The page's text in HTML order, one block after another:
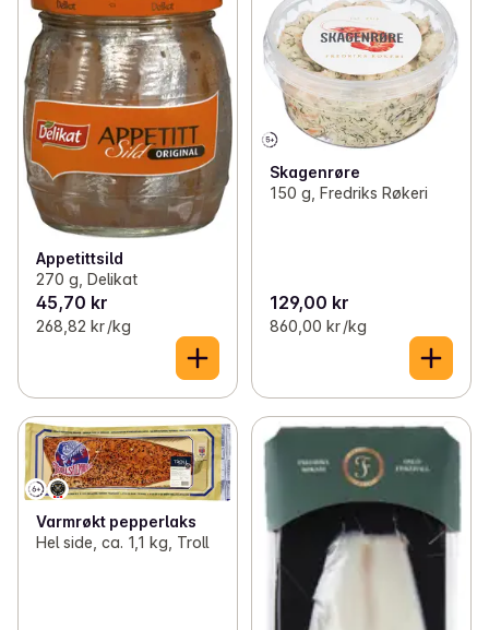
Appetittsild
270 g, Delikat
45,70 kr
268,82 kr /kg
Skagenrøre
150 g, Fredriks Røkeri
129,00 kr
860,00 kr /kg
Varmrøkt pepperlaks
Hel side, ca. 1,1 kg, Troll